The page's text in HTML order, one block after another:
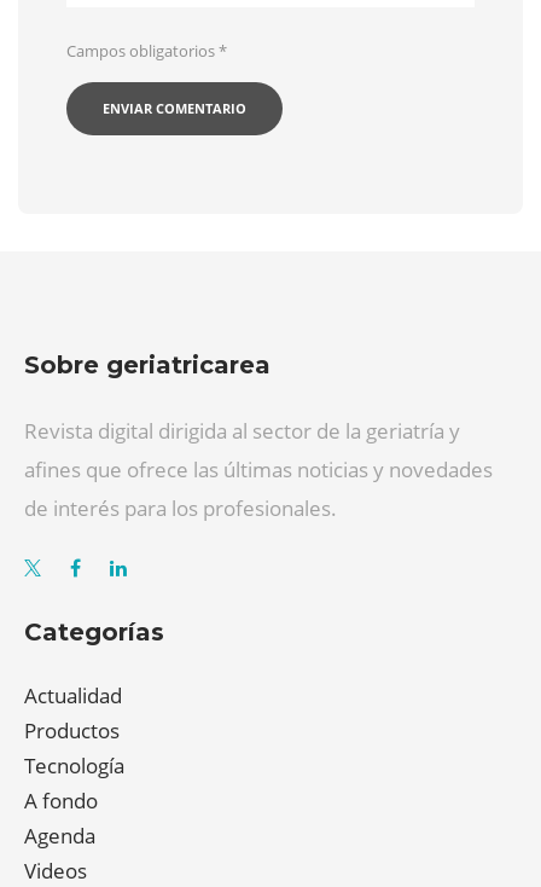
Campos obligatorios*
Sobre geriatricarea
Revista digital dirigida al sector de la geriatría y
afines que ofrece las últimas noticias y novedades
de interés para los profesionales.
Categorías
Actualidad
Productos
Tecnología
A fondo
Agenda
Videos